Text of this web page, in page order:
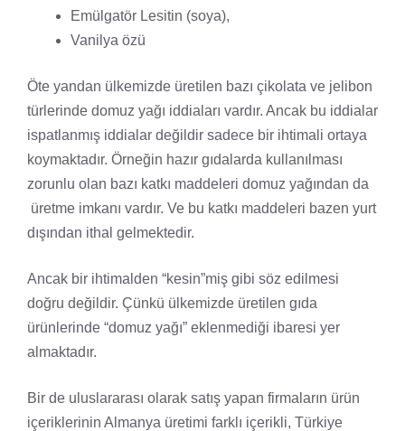
Emülgatör Lesitin (soya),
Vanilya özü
Öte yandan ülkemizde üretilen bazı çikolata ve jelibon
türlerinde domuz yağı iddiaları vardır. Ancak bu iddialar
ispatlanmış iddialar değildir sadece bir ihtimali ortaya
koymaktadır. Örneğin hazır gıdalarda kullanılması
zorunlu olan bazı katkı maddeleri domuz yağından da
üretme imkanı vardır. Ve bu katkı maddeleri bazen yurt
dışından ithal gelmektedir.
Ancak bir ihtimalden “kesin”miş gibi söz edilmesi
doğru değildir. Çünkü ülkemizde üretilen gıda
ürünlerinde “domuz yağı” eklenmediği ibaresi yer
almaktadır.
Bir de uluslararası olarak satış yapan firmaların ürün
içeriklerinin Almanya üretimi farklı içerikli, Türkiye